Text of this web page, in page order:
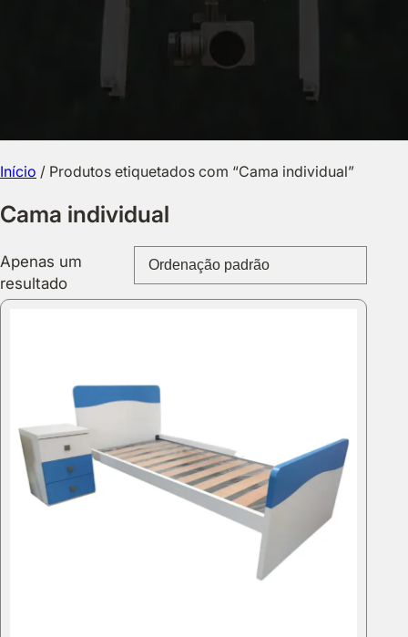
Início / Produtos etiquetados com “Cama individual”
Cama individual
Apenas um
resultado